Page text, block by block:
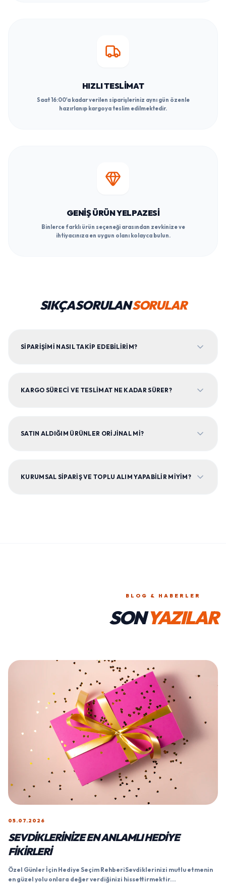
HIZLI TESLIMAT
Saat 16:00'a kadar verilen siparişleriniz aynı gün özenle
hazırlanıp kargoya teslim edilmektedir.
GENIŞ ÜRÜN YELPAZESI
Binlerce farklı ürün seçeneği arasından zevkinize ve
ihtiyacınıza en uygun olanı kolayca bulun.
SIKÇA SORULANSORULAR
SIPARIŞIMI NASIL TAKIP EDEBILIRIM?
KARGO SÜRECI VE TESLIMAT NE KADAR SÜRER?
SATIN ALDIĞIM ÜRÜNLER ORIJINAL MI?
KURUMSAL SIPARIŞ VE TOPLU ALIM YAPABILIR MIYIM?
BLOG & HABERLER
SONYAZILAR
05.07.2026
SEVDIKLERINIZE EN ANLAMLI HEDIYE
FIKIRLERI
Özel Günler İçin Hediye Seçim RehberiSevdiklerinizi mutlu etmenin
en güzel yolu onlara değer verdiğinizi hissettirmektir...